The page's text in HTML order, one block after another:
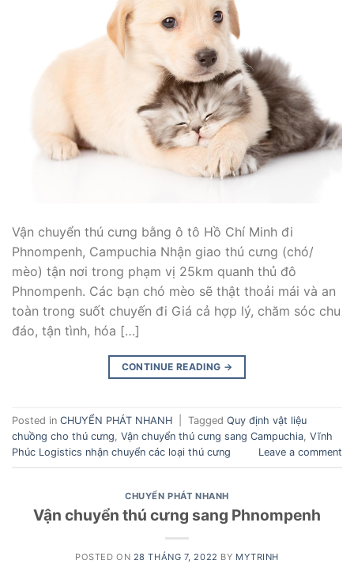
Vận chuyển thú cưng bằng ô tô Hồ Chí Minh đi
Phnompenh, Campuchia Nhận giao thú cưng (chó/
mèo) tận nơi trong phạm vị 25km quanh thủ đô
Phnompenh. Các bạn chó mèo sẽ thật thoải mái và an
toàn trong suốt chuyến đi Giá cả hợp lý, chăm sóc chu
đáo, tận tình, hóa […]
CONTINUE READING →
Posted in CHUYỂN PHÁT NHANH Tagged Quy định vật liệu
chuồng cho thú cưng, Vận chuyển thú cưng sang Campuchia, Vĩnh
Phúc Logistics nhận chuyển các loại thú cưng
Leave a comment
CHUYỂN PHÁT NHANH
Vận chuyển thú cưng sang Phnompenh
POSTED ON 28 THÁNG 7, 2022 BY MYTRINH